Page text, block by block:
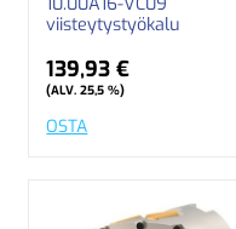
viisteytystyökalu
139,93 €
(ALV. 25,5 %)
OSTA